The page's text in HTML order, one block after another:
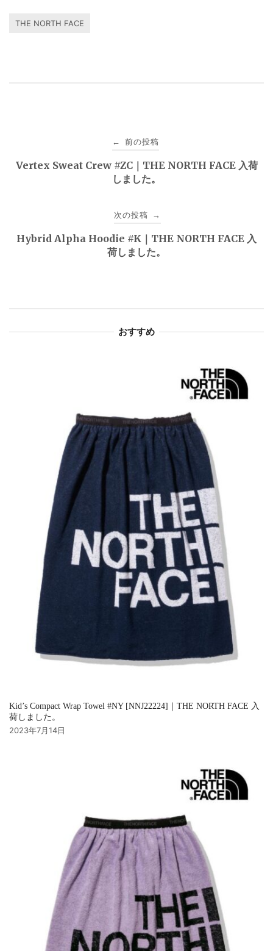
THE NORTH FACE
稿
ゲ
← 前の投稿
Vertex Sweat Crew #ZC｜THE NORTH FACE 入荷
しました。
次の投稿 →
Hybrid Alpha Hoodie #K｜THE NORTH FACE 入
荷しました。
おすすめ
Kid’s Compact Wrap Towel #NY [NNJ22224]｜THE NORTH FACE 入
荷しました。
2023年7月14日